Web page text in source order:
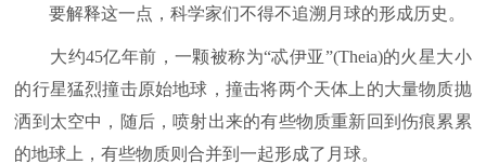
要解释这一点，科学家们不得不追溯月球的形成历史。
大约45亿年前，一颗被称为“忒伊亚”(Theia)的火星大小
的行星猛烈撞击原始地球，撞击将两个天体上的大量物质抛
洒到太空中，随后，喷射出来的有些物质重新回到伤痕累累
的地球上，有些物质则合并到一起形成了月球。